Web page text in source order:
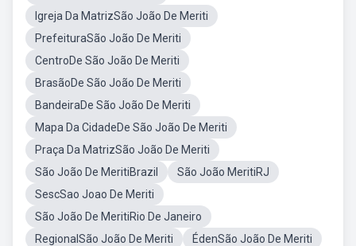
Igreja Da MatrizSão João De Meriti
PrefeituraSão João De Meriti
CentroDe São João De Meriti
BrasãoDe São João De Meriti
BandeiraDe São João De Meriti
Mapa Da CidadeDe São João De Meriti
Praça Da MatrizSão João De Meriti
São João De MeritiBrazil
São João MeritiRJ
SescSao Joao De Meriti
São João De MeritiRio De Janeiro
RegionalSão João De Meriti
ÉdenSão João De Meriti